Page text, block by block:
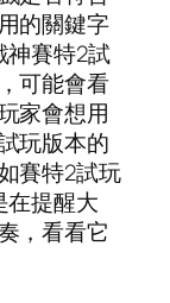
的關鍵字
神賽特2試
可能會看
家會想用
玩版本的
賽特2試玩
在提醒大
，看看它